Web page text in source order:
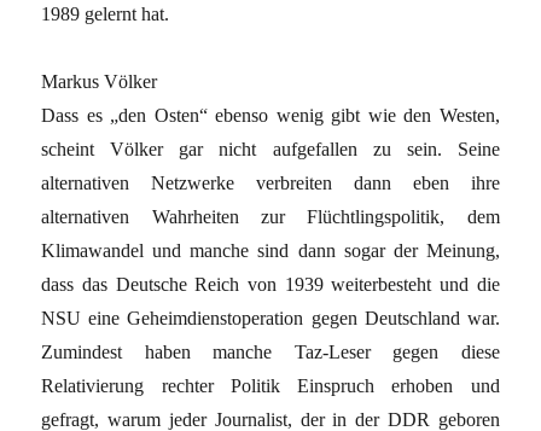
1989 gelernt hat.
Markus Völker
Dass es „den Osten“ ebenso wenig gibt wie den Westen,
scheint Völker gar nicht aufgefallen zu sein. Seine
alternativen Netzwerke verbreiten dann eben ihre
alternativen Wahrheiten zur Flüchtlingspolitik, dem
Klimawandel und manche sind dann sogar der Meinung,
dass das Deutsche Reich von 1939 weiterbesteht und die
NSU eine Geheimdienstoperation gegen Deutschland war.
Zumindest haben manche Taz-Leser gegen diese
Relativierung rechter Politik Einspruch erhoben und
gefragt, warum jeder Journalist, der in der DDR geboren